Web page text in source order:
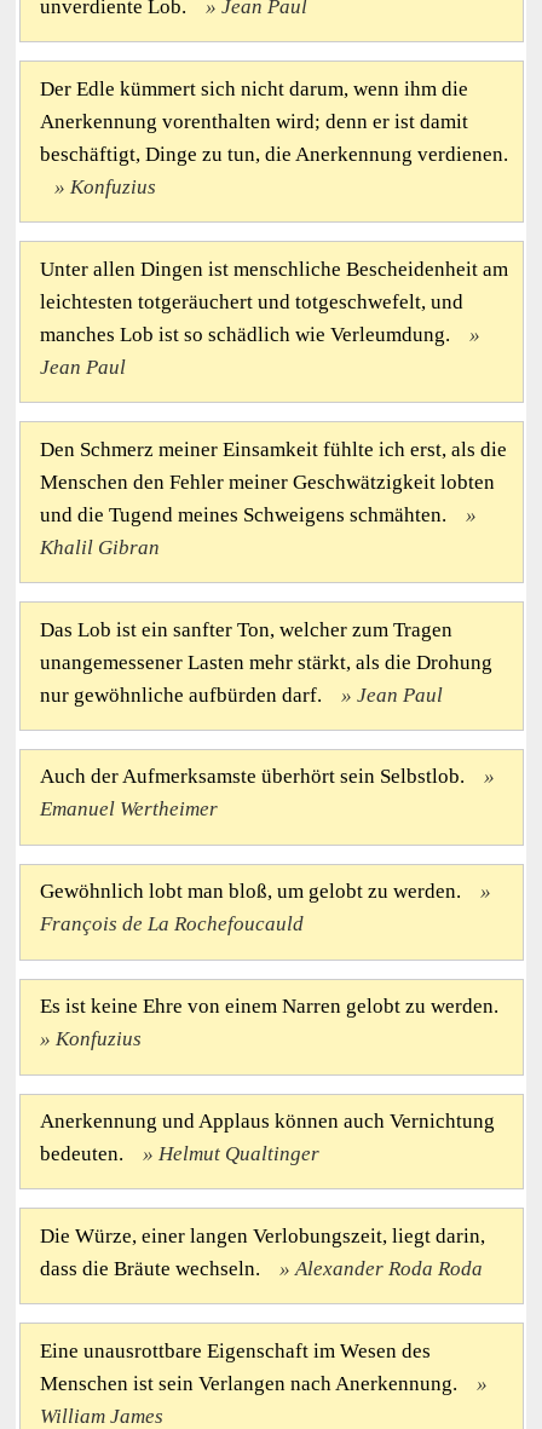
unverdiente Lob. Jean Paul
Der Edle kümmert sich nicht darum, wenn ihm die
Anerkennung vorenthalten wird; denn er ist damit
beschäftigt, Dinge zu tun, die Anerkennung verdienen.
Konfuzius
Unter allen Dingen ist menschliche Bescheidenheit am
leichtesten totgeräuchert und totgeschwefelt, und
manches Lob ist so schädlich wie Verleumdung.
Jean Paul
Den Schmerz meiner Einsamkeit fühlte ich erst, als die
Menschen den Fehler meiner Geschwätzigkeit lobten
und die Tugend meines Schweigens schmähten.
Khalil Gibran
Das Lob ist ein sanfter Ton, welcher zum Tragen
unangemessener Lasten mehr stärkt, als die Drohung
nur gewöhnliche aufbürden darf.
Jean Paul
Auch der Aufmerksamste überhört sein Selbstlob.
Emanuel Wertheimer
Gewöhnlich lobt man bloß, um gelobt zu werden.
François de La Rochefoucauld
Es ist keine Ehre von einem Narren gelobt zu werden.
Konfuzius
Anerkennung und Applaus können auch Vernichtung
bedeuten.
Helmut Qualtinger
Die Würze, einer langen Verlobungszeit, liegt darin,
dass die Bräute wechseln.
Alexander Roda Roda
Eine unausrottbare Eigenschaft im Wesen des
Menschen ist sein Verlangen nach Anerkennung.
William James